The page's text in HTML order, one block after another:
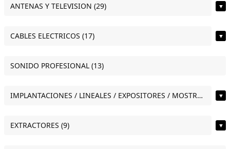
ANTENAS Y TELEVISION (29) ▼
CABLES ELECTRICOS (17) ▼
SONIDO PROFESIONAL (13)
IMPLANTACIONES / LINEALES / EXPOSITORES / MOSTRADORES (12) ▼
EXTRACTORES (9) ▼